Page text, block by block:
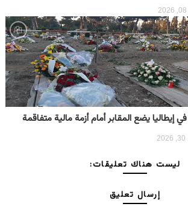
إيطاليا يضع المقابر أمام أزمة مالية متفاقمة
ليست هناك تعليقات:
إرسال تعليق